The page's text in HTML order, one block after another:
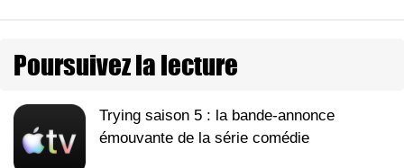
Poursuivez la lecture
Trying saison 5 : la bande-annonce
émouvante de la série comédie